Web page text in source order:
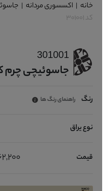
خانه | اکسسوری مردانه|
کد 301001
301001
جاسوئیچی چرم کد
رنگ راهنمای رنگ ها
نوع یراق
قیمت 2,462,200